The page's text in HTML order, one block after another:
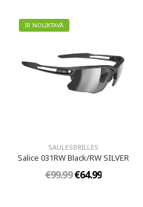
IR NOLIKTAVĀ
SAULESBRILLES
Salice 031RW Black/RW SILVER
€99.99€64.99